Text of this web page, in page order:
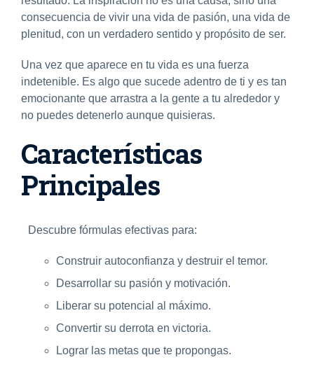
consecuencia de vivir una vida de pasión, una vida de
plenitud, con un verdadero sentido y propósito de ser.
Una vez que aparece en tu vida es una fuerza
indetenible. Es algo que sucede adentro de ti y es tan
emocionante que arrastra a la gente a tu alrededor y
no puedes detenerlo aunque quisieras.
Características
Principales
Descubre fórmulas efectivas para:
Construir autoconfianza y destruir el temor.
Desarrollar su pasión y motivación.
Liberar su potencial al máximo.
Convertir su derrota en victoria.
Lograr las metas que te propongas.